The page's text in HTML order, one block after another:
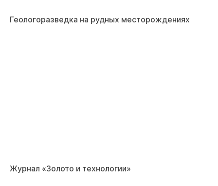
Геологоразведка на рудных месторождениях
Журнал «Золото и технологии»